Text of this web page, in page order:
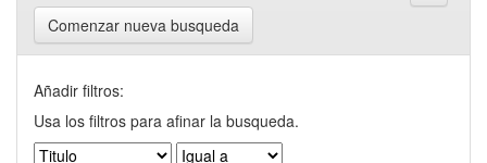
Comenzar nueva busqueda
Añadir filtros:
Usa los filtros para afinar la busqueda.